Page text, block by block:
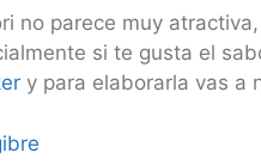
no parece muy
si te gusta el
y para elaborarla vas a